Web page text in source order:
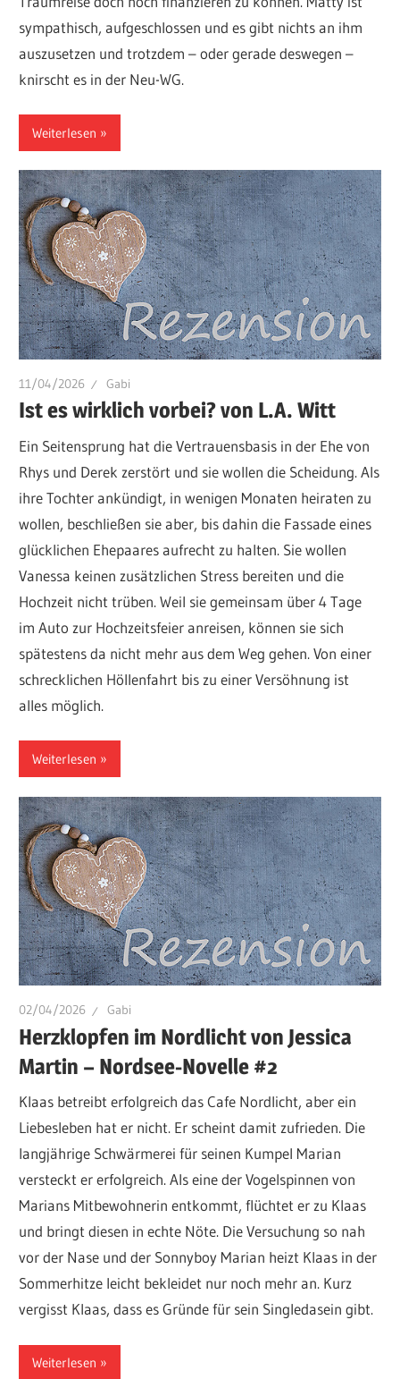
sympathisch, aufgeschlossen und es gibt nichts an ihm
auszusetzen und trotzdem – oder gerade deswegen –
knirscht es in der Neu-WG.
Weiterlesen
11/04/2026 Gabi
Ist es wirklich vorbei? von L.A. Witt
Ein Seitensprung hat die Vertrauensbasis in der Ehe von
Rhys und Derek zerstört und sie wollen die Scheidung. Als
ihre Tochter ankündigt, in wenigen Monaten heiraten zu
wollen, beschließen sie aber, bis dahin die Fassade eines
glücklichen Ehepaares aufrecht zu halten. Sie wollen
Vanessa keinen zusätzlichen Stress bereiten und die
Hochzeit nicht trüben. Weil sie gemeinsam über 4 Tage
im Auto zur Hochzeitsfeier anreisen, können sie sich
spätestens da nicht mehr aus dem Weg gehen. Von einer
schrecklichen Höllenfahrt bis zu einer Versöhnung ist
alles möglich.
Weiterlesen
02/04/2026 Gabi
Herzklopfen im Nordlicht von Jessica
Martin – Nordsee-Novelle #2
Klaas betreibt erfolgreich das Cafe Nordlicht, aber ein
Liebesleben hat er nicht. Er scheint damit zufrieden. Die
langjährige Schwärmerei für seinen Kumpel Marian
versteckt er erfolgreich. Als eine der Vogelspinnen von
Marians Mitbewohnerin entkommt, flüchtet er zu Klaas
und bringt diesen in echte Nöte. Die Versuchung so nah
vor der Nase und der Sonnyboy Marian heizt Klaas in der
Sommerhitze leicht bekleidet nur noch mehr an. Kurz
vergisst Klaas, dass es Gründe für sein Singledasein gibt.
Weiterlesen